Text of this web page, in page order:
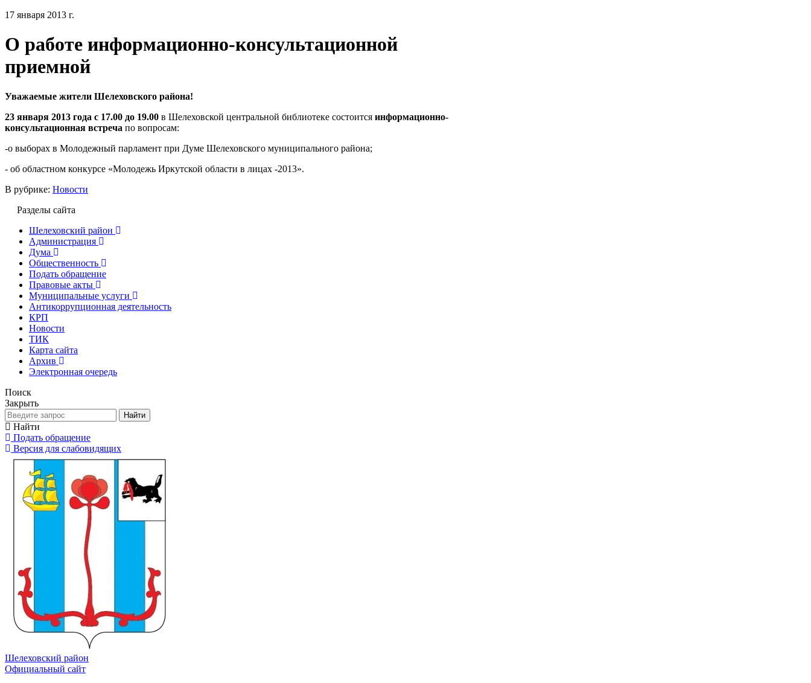
17 января 2013 г.
О работе информационно-консультационной
приемной
Уважаемые жители Шелеховского района!
23 января 2013 года с 17.00 до 19.00 в Шелеховской центральной библиотеке состоится информационно-
консультационная встреча по вопросам:
-о выборах в Молодежный парламент при Думе Шелеховского муниципального района;
- об областном конкурсе «Молодежь Иркутской области в лицах -2013».
В рубрике: Новости
Разделы сайта
Шелеховский район
Администрация
Дума
Общественность
Подать обращение
Правовые акты
Муниципальные услуги
Антикоррупционная деятельность
КРП
Новости
ТИК
Карта сайта
Архив
Электронная очередь
Поиск
Закрыть
Найти
Найти
Подать обращение
Версия для слабовидящих
Шелеховский район
Официальный сайт